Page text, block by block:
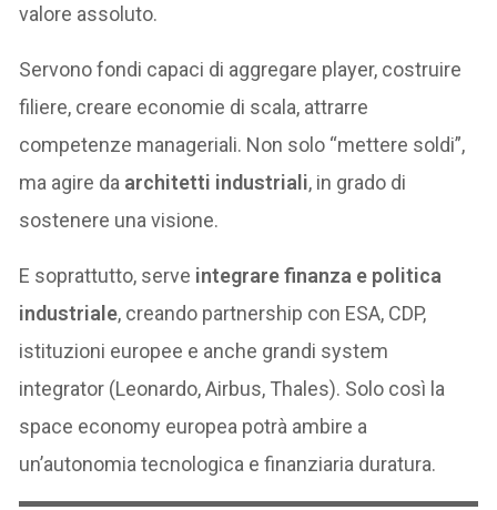
valore assoluto.
Servono fondi capaci di aggregare player, costruire
filiere, creare economie di scala, attrarre
competenze manageriali. Non solo “mettere soldi”,
ma agire da architetti industriali, in grado di
sostenere una visione.
E soprattutto, serve integrare finanza e politica
industriale, creando partnership con ESA, CDP,
istituzioni europee e anche grandi system
integrator (Leonardo, Airbus, Thales). Solo così la
space economy europea potrà ambire a
un’autonomia tecnologica e finanziaria duratura.